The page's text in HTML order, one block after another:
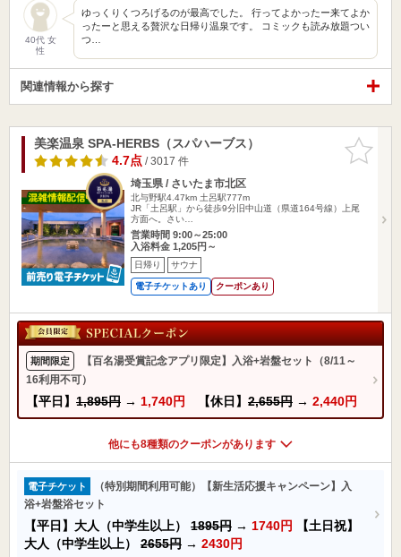
40代 女
性
ゆっくりくつろげるのが最高でした。 行ってよかったー来てよか
ったーと思える贅沢な日帰り温泉です。 コミックも読み放題つい
つ…
関連情報から探す
お気に入
りに追加
美楽温泉 SPA-HERBS（スパハーブス）
4.7点/ 3017 件
埼玉県 / さいたま市北区
北与野駅4.47km 土呂駅777m
JR「土呂駅」から徒歩9分旧中山道（県道164号線）上尾
方面へ。さい…
営業時間 9:00～25:00
入浴料金 1,205円～
日帰り サウナ
電子チケットあり クーポンあり
期間限定
【百名湯受賞記念アプリ限定】入浴+岩盤セット（8/11～
16利用不可）
【平日】 1,895円 → 1,740円 【休日】 2,655円 → 2,440円
他にも8種類のクーポンがあります
電子チケット
（特別期間利用可能）【新生活応援キャンペーン】入
浴+岩盤浴セット
【平日】大人（中学生以上） 1895円 → 1740円
【土日祝】
大人（中学生以上） 2655円 → 2430円